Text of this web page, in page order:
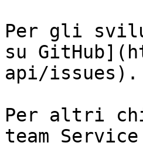
Per gli
su
api/issues).
Per altri
team Service